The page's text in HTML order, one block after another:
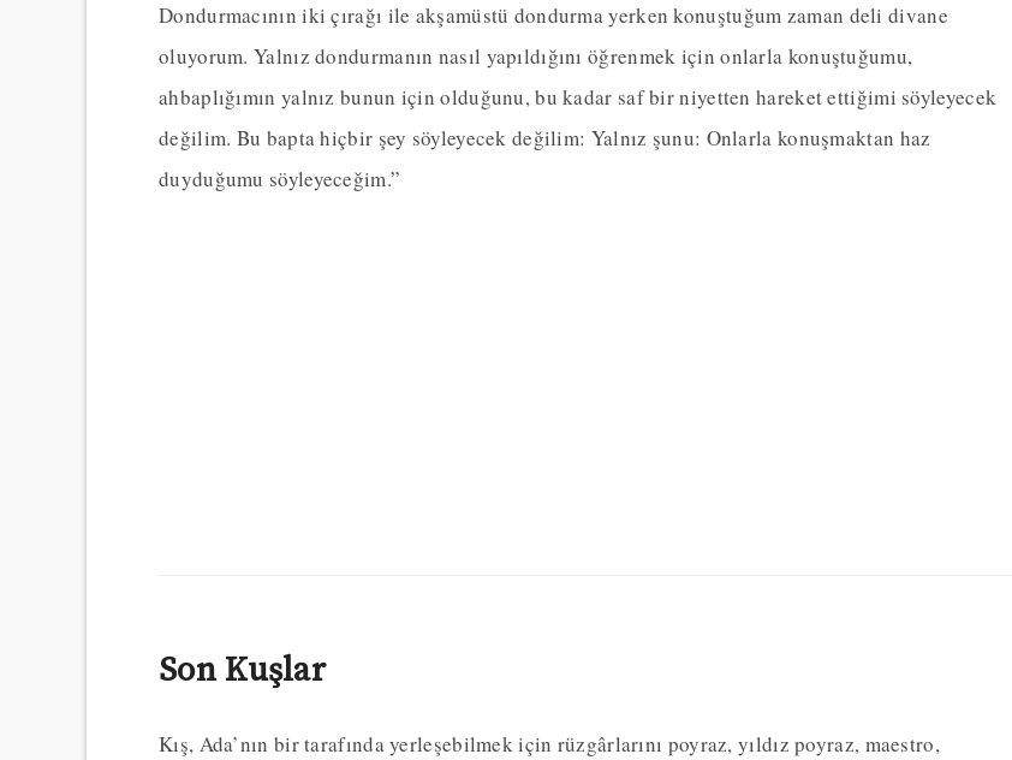
Dondurmacının iki çırağı ile akşamüstü dondurma yerken konuştuğum zaman deli divane
oluyorum. Yalnız dondurmanın nasıl yapıldığını öğrenmek için onlarla konuştuğumu,
ahbaplığımın yalnız bunun için olduğunu, bu kadar saf bir niyetten hareket ettiğimi söyleyecek
değilim. Bu bapta hiçbir şey söyleyecek değilim: Yalnız şunu: Onlarla konuşmaktan haz
duyduğumu söyleyeceğim.”
Son Kuşlar
Kış, Ada’nın bir tarafında yerleşebilmek için rüzgârlarını poyraz, yıldız poyraz, maestro,